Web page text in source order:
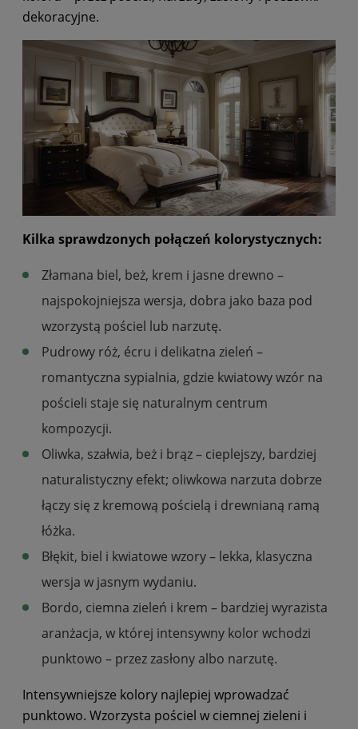
dekoracyjne.
Kilka sprawdzonych połączeń kolorystycznych:
Złamana biel, beż, krem i jasne drewno –
najspokojniejsza wersja, dobra jako baza pod
wzorzystą pościel lub narzutę.
Pudrowy róż, écru i delikatna zieleń –
romantyczna sypialnia, gdzie kwiatowy wzór na
pościeli staje się naturalnym centrum
kompozycji.
Oliwka, szałwia, beż i brąz – cieplejszy, bardziej
naturalistyczny efekt; oliwkowa narzuta dobrze
łączy się z kremową pościelą i drewnianą ramą
łóżka.
Błękit, biel i kwiatowe wzory – lekka, klasyczna
wersja w jasnym wydaniu.
Bordo, ciemna zieleń i krem – bardziej wyrazista
aranżacja, w której intensywny kolor wchodzi
punktowo – przez zasłony albo narzutę.
Intensywniejsze kolory najlepiej wprowadzać
punktowo. Wzorzysta pościel w ciemnej zieleni i